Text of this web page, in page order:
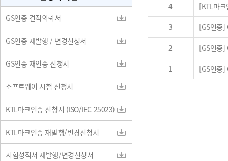
GS인증 견적의뢰서
GS인증 재발행 / 변경신청서
GS인증 재인증 신청서
소프트웨어 시험 신청서
KTL마크인증 신청서 (ISO/IEC 25023)
KTL마크인증 재발행/변경신청서
시험성적서 재발행/변경신청서
4 [KTL마
3 [GS인증]
2 [GS인증]
1 [GS인증]